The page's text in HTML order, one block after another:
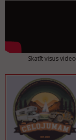
Skatīt visus video